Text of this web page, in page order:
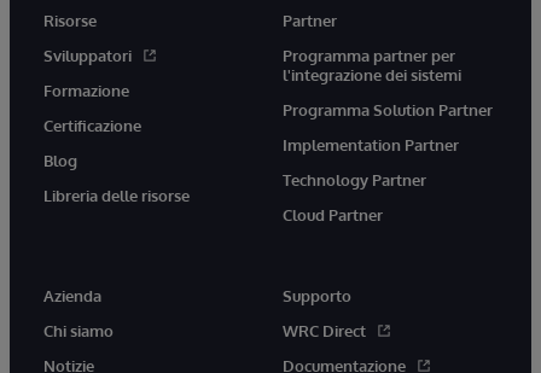
Risorse
Sviluppatori
Formazione
Certificazione
Blog
Libreria delle risorse
Partner
Programma partner per
l'integrazione dei sistemi
Programma Solution Partner
Implementation Partner
Technology Partner
Cloud Partner
Azienda
Chi siamo
Notizie
Supporto
WRC Direct
Documentazione